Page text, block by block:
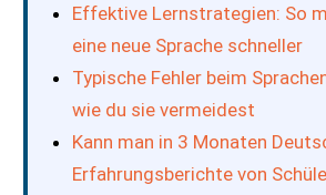
Effektive Lernstrategien: So
eine neue Sprache schneller
Typische Fehler beim
wie du sie vermeidest
Kann man in 3 Monaten
Erfahrungsberichte von